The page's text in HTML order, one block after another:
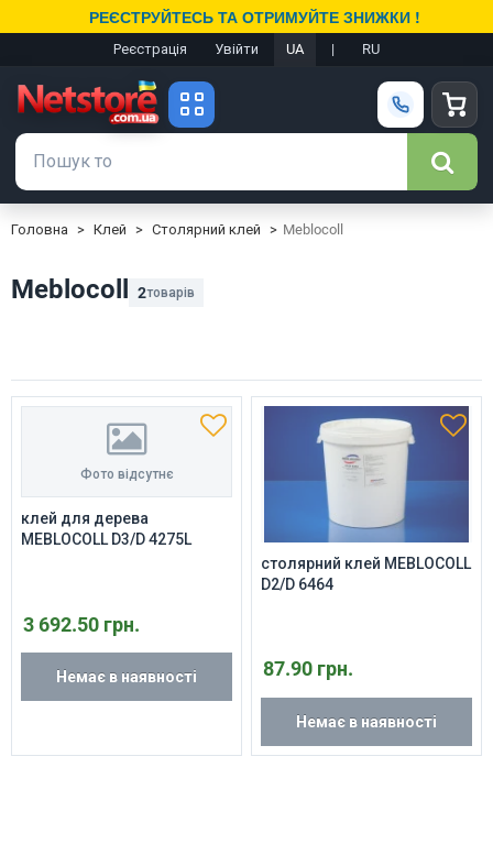
РЕЄСТРУЙТЕСЬ ТА ОТРИМУЙТЕ ЗНИЖКИ !
Реєстрація Увійти UA | RU
Головна Клей Столярний клей Meblocoll
Meblocoll 2товарів
Фото відсутнє
клей для дерева
MEBLOCOLL D3/D 4275L
3 692.50 грн.
Немає в наявності
столярний клей MEBLOCOLL
D2/D 6464
87.90 грн.
Немає в наявності